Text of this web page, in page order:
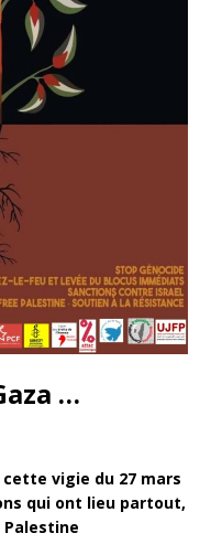
…
cette vigie du 27 mars
qui ont lieu partout,
Palestine